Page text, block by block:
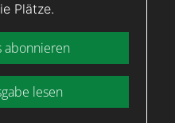
Plätze.
abonnieren
lesen